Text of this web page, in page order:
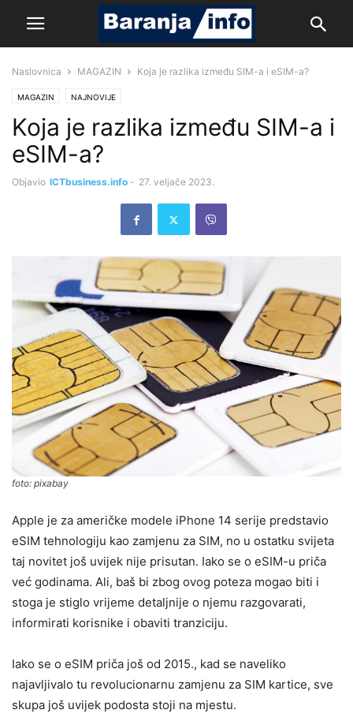
Naslovnica MAGAZIN Koja je razlika između SIM-a i eSIM-a?
MAGAZIN NAJNOVIJE
Koja je razlika između SIM-a i
eSIM-a?
Objavio ICTbusiness.info - 27. veljače 2023.
foto: pixabay
Apple je za američke modele iPhone 14 serije predstavio
eSIM tehnologiju kao zamjenu za SIM, no u ostatku svijeta
taj novitet još uvijek nije prisutan. Iako se o eSIM-u priča
već godinama. Ali, baš bi zbog ovog poteza mogao biti i
stoga je stiglo vrijeme detaljnije o njemu razgovarati,
informirati korisnike i obaviti tranziciju.
Iako se o eSIM priča još od 2015., kad se naveliko
najavljivalo tu revolucionarnu zamjenu za SIM kartice, sve
skupa još uvijek podosta stoji na mjestu.